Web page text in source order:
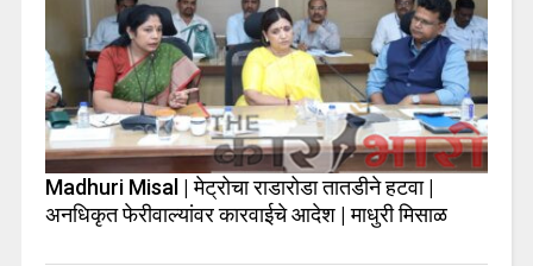
Madhuri Misal | मेट्रोचा राडारोडा तातडीने हटवा |
अनधिकृत फेरीवाल्यांवर कारवाईचे आदेश | माधुरी मिसाळ